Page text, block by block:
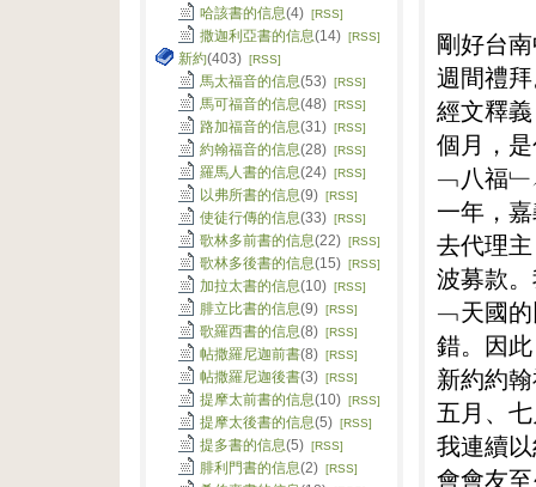
剛好台
週間禮
經文釋
個月，
﹁八福
一年，
去代理
波募款
﹁天國
錯。因
新約約
五月、
我連續
會會友
哈該書的信息(4) [RSS]
撒迦利亞書的信息(14) [RSS]
新約(403) [RSS]
馬太福音的信息(53) [RSS]
馬可福音的信息(48) [RSS]
路加福音的信息(31) [RSS]
約翰福音的信息(28) [RSS]
羅馬人書的信息(24) [RSS]
以弗所書的信息(9) [RSS]
使徒行傳的信息(33) [RSS]
歌林多前書的信息(22) [RSS]
歌林多後書的信息(15) [RSS]
加拉太書的信息(10) [RSS]
腓立比書的信息(9) [RSS]
歌羅西書的信息(8) [RSS]
帖撒羅尼迦前書(8) [RSS]
帖撒羅尼迦後書(3) [RSS]
提摩太前書的信息(10) [RSS]
提摩太後書的信息(5) [RSS]
提多書的信息(5) [RSS]
腓利門書的信息(2) [RSS]